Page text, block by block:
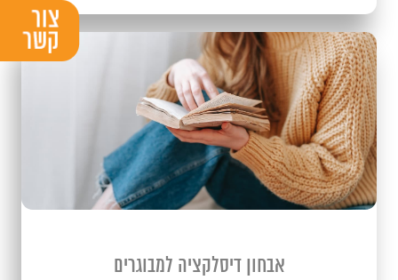
אבחון דיסלקציה למבוגרים